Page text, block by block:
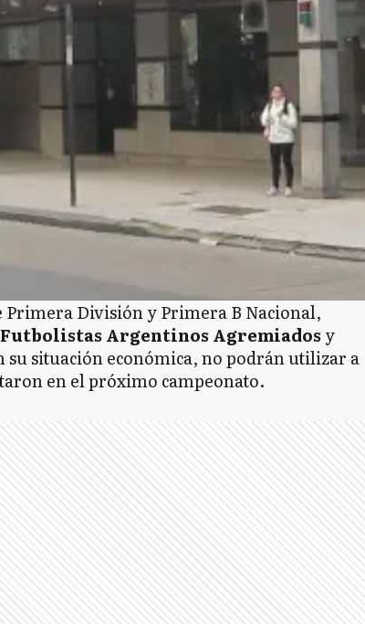
Primera División y Primera B Nacional,
Argentinos Agremiados y
su situación económica, no podrán utilizar a
en el próximo campeonato.